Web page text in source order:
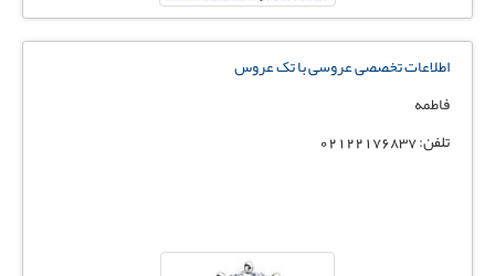
اطلاعات تخصصی عروسی با تک عروس
فاطمه
تلفن: 02122176837